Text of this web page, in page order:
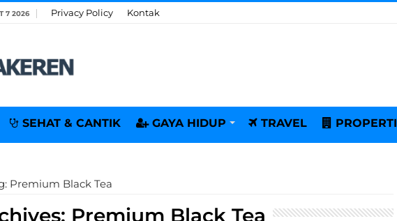
7 2026 Privacy Policy Kontak
SEHAT & CANTIK GAYA HIDUP TRAVEL PROPERTI
Premium Black Tea
Premium Black Tea